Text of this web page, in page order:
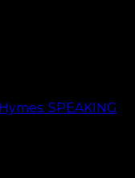
SPEAKING